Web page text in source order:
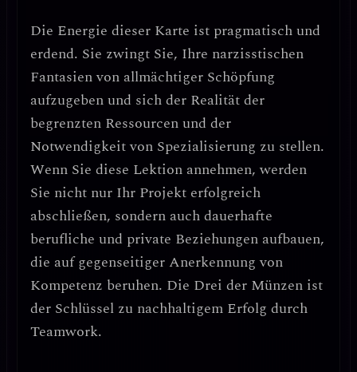
Die Energie dieser Karte ist pragmatisch und
erdend. Sie zwingt Sie, Ihre narzisstischen
Fantasien von allmächtiger Schöpfung
aufzugeben und sich der Realität der
begrenzten Ressourcen und der
Notwendigkeit von Spezialisierung zu stellen.
Wenn Sie diese Lektion annehmen, werden
Sie nicht nur Ihr Projekt erfolgreich
abschließen, sondern auch dauerhafte
berufliche und private Beziehungen aufbauen,
die auf gegenseitiger Anerkennung von
Kompetenz beruhen. Die Drei der Münzen ist
der Schlüssel zu nachhaltigem Erfolg durch
Teamwork.